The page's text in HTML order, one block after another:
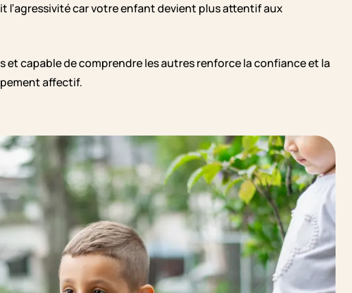
l’agressivité car votre enfant devient plus attentif aux
et capable de comprendre les autres renforce la confiance et la
affectif.